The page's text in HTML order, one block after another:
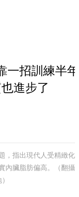
招訓練半年
進步了
，指出現代人受精緻化
內臟脂肪偏高。（翻攝